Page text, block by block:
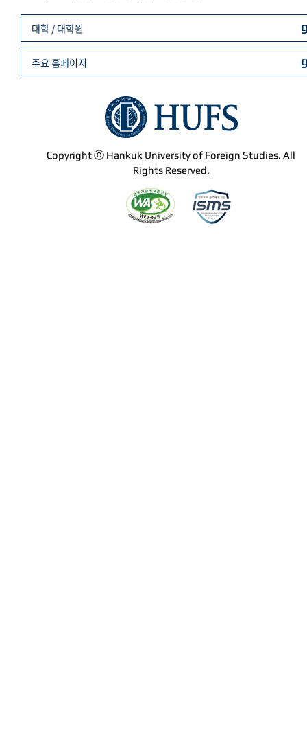
Copyright ⓒ Hankuk University of Foreign Studies. All
Rights Reserved.
대학 / 대학원
주요 홈페이지